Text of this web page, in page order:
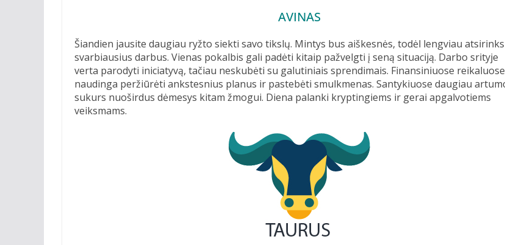
AVINAS
Šiandien jausite daugiau ryžto siekti savo tikslų. Mintys bus aiškesnės, todėl lengviau
svarbiausius darbus. Vienas pokalbis gali padėti kitaip pažvelgti į seną situaciją. Darbo srityje
verta parodyti iniciatyvą, tačiau neskubėti su galutiniais sprendimais. Finansiniuose reikaluose
naudinga peržiūrėti ankstesnius planus ir pastebėti smulkmenas. Santykiuose daugiau
sukurs nuoširdus dėmesys kitam žmogui. Diena palanki kryptingiems ir gerai apgalvotiems
veiksmams.